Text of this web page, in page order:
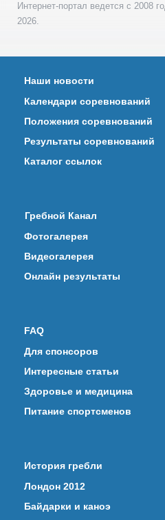
Интернет-портал ведется с 2008
2026.
Наши новости
Календари соревнований
Положения соревнований
Результаты соревнований
Каталог ссылок
Гребной Канал
Фотогалерея
Видеогалерея
Онлайн результаты
FAQ
Для спонсоров
Интересные статьи
Здоровье и медицина
Питание спортсменов
История гребли
Лондон 2012
Байдарки и каноэ